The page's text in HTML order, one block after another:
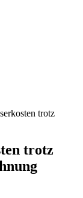
trotz
trotz